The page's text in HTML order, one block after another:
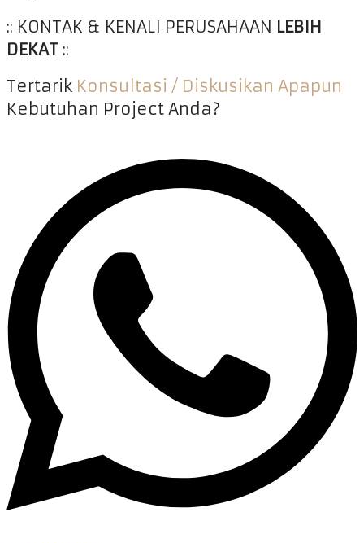
:: KONTAK & KENALI PERUSAHAAN LEBIH
DEKAT ::
Tertarik Konsultasi / Diskusikan Apapun
Kebutuhan Project Anda?